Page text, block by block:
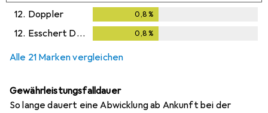
12. Doppler 0,8 %
12. Esschert Design 0,8 %
Alle 21 Marken vergleichen
Gewährleistungsfalldauer
So lange dauert eine Abwicklung ab Ankunft bei der